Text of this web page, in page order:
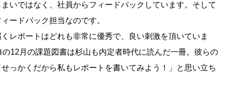
いではなく、社員からフィードバックしています。そして
ードバック担当なのです。
レポートはどれも非常に優秀で、良い刺激を頂いていま
12月の課題図書は杉山も内定者時代に読んだ一冊。彼らの
っかくだから私もレポートを書いてみよう！」と思い立ち